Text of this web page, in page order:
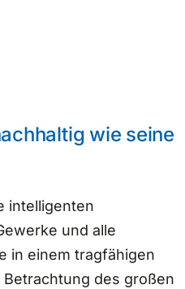
wie seine
intelligenten
und alle
in einem tragfähigen
des großen